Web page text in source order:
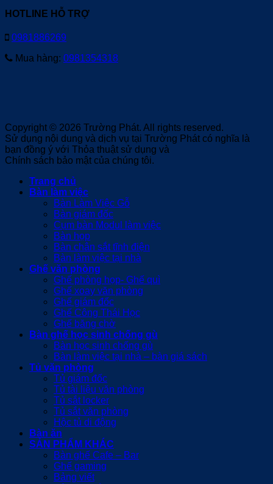
HOTLINE HỖ TRỢ
0981886269
Mua hàng: 0981354318
Copyright © 2026 Trường Phát. All rights reserved.
Sử dụng nội dung và dịch vụ tại Trường Phát có nghĩa là
bạn đồng ý với Thỏa thuật sử dụng và
Chính sách bảo mật của chúng tôi.
Trang chủ
Bàn làm việc
Bàn Làm Việc Gỗ
Bàn giám đốc
Cụm bàn Modul làm việc
Bàn họp
Bàn chân sắt tĩnh điện
Bàn làm việc tại nhà
Ghế văn phòng
Ghế phòng họp- Ghế quì
Ghế xoay văn phòng
Ghế giám đốc
Ghế Công Thái Học
Ghế băng chờ
Bàn ghế học sinh chống gù
Bàn học sinh chống gù
Bàn làm việc tại nhà – bàn giá sách
Tủ văn phòng
Tủ giám đốc
Tủ tài liệu văn phòng
Tủ sắt locker
Tủ sắt văn phòng
Hộc tủ di động
Bàn ăn
SẢN PHẨM KHÁC
Bàn ghế Cafe – Bar
Ghế gaming
Bảng viết